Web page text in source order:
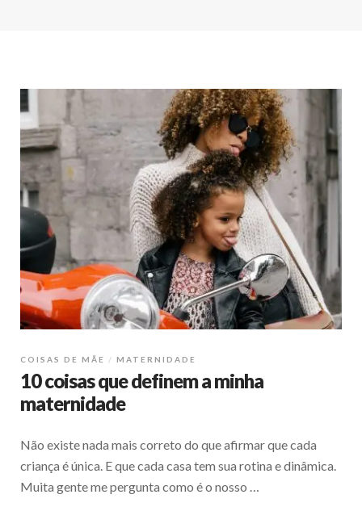
COISAS DE MÃE MATERNIDADE
10 coisas que definem a minha
maternidade
Não existe nada mais correto do que afirmar que cada
criança é única. E que cada casa tem sua rotina e dinâmica.
Muita gente me pergunta como é o nosso …